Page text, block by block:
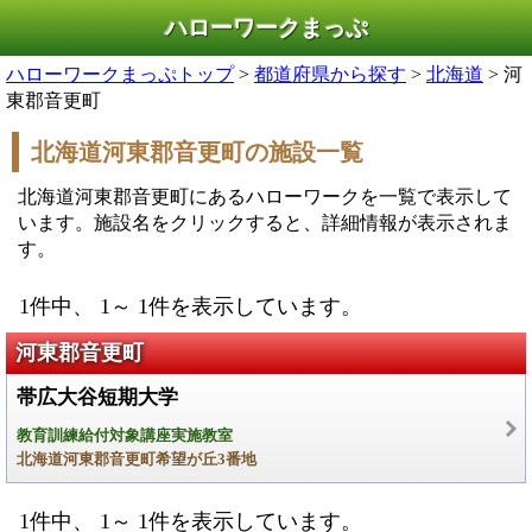
ハローワークまっぷ
ハローワークまっぷトップ> 都道府県から探す > 北海道 > 河
東郡音更町
北海道河東郡音更町の施設一覧
北海道河東郡音更町にあるハローワークを一覧で表示して
います。施設名をクリックすると、詳細情報が表示されま
す。
1件中、 1～ 1件を表示しています。
河東郡音更町
帯広大谷短期大学
教育訓練給付対象講座実施教室
北海道河東郡音更町希望が丘3番地
1件中、 1～ 1件を表示しています。